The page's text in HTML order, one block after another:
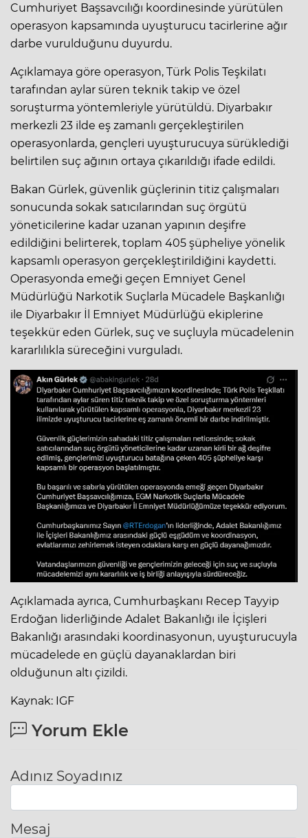
Cumhuriyet Başsavcılığı koordinesinde yürütülen
operasyon kapsamında uyuşturucu tacirlerine ağır
darbe vurulduğunu duyurdu.
Açıklamaya göre operasyon, Türk Polis Teşkilatı
tarafından aylar süren teknik takip ve özel
soruşturma yöntemleriyle yürütüldü. Diyarbakır
merkezli 23 ilde eş zamanlı gerçekleştirilen
operasyonlarda, gençleri uyuşturucuya sürüklediği
belirtilen suç ağının ortaya çıkarıldığı ifade edildi.
Bakan Gürlek, güvenlik güçlerinin titiz çalışmaları
sonucunda sokak satıcılarından suç örgütü
yöneticilerine kadar uzanan yapının deşifre
edildiğini belirterek, toplam 405 şüpheliye yönelik
kapsamlı operasyon gerçekleştirildiğini kaydetti.
Operasyonda emeği geçen Emniyet Genel
Müdürlüğü Narkotik Suçlarla Mücadele Başkanlığı
ile Diyarbakır İl Emniyet Müdürlüğü ekiplerine
teşekkür eden Gürlek, suç ve suçluyla mücadelenin
kararlılıkla süreceğini vurguladı.
Açıklamada ayrıca, Cumhurbaşkanı Recep Tayyip
Erdoğan liderliğinde Adalet Bakanlığı ile İçişleri
Bakanlığı arasındaki koordinasyonun, uyuşturucuyla
mücadelede en güçlü dayanaklardan biri
olduğunun altı çizildi.
Kaynak: IGF
Yorum Ekle
Adınız Soyadınız
Mesaj